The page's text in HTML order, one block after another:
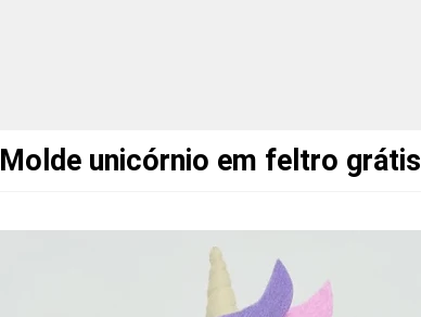
Molde unicórnio em feltro grátis